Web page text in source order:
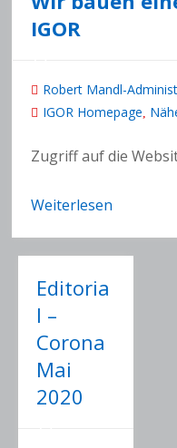
IGOR
Robert Mandl-
IGOR Homepage
Zugriff auf die
Weiterlesen
Editoria
l –
Corona
Mai
2020